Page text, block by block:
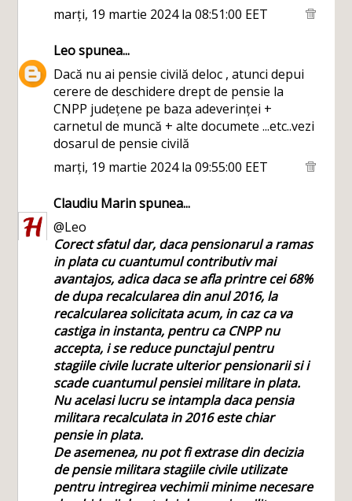
marți, 19 martie 2024 la 08:51:00 EET
Leospunea...
Dacă nu ai pensie civilă deloc , atunci depui
cerere de deschidere drept de pensie la
CNPP județene pe baza adeverinței +
carnetul de muncă + alte documete ...etc..vezi
dosarul de pensie civilă
marți, 19 martie 2024 la 09:55:00 EET
Claudiu Marinspunea...
@Leo
Corect sfatul dar, daca pensionarul a ramas
in plata cu cuantumul contributiv mai
avantajos, adica daca se afla printre cei 68%
de dupa recalcularea din anul 2016, la
recalcularea solicitata acum, in caz ca va
castiga in instanta, pentru ca CNPP nu
accepta, i se reduce punctajul pentru
stagiile civile lucrate ulterior pensionarii si i
scade cuantumul pensiei militare in plata.
Nu acelasi lucru se intampla daca pensia
militara recalculata in 2016 este chiar
pensie in plata.
De asemenea, nu pot fi extrase din decizia
de pensie militara stagiile civile utilizate
pentru intregirea vechimii minime necesare